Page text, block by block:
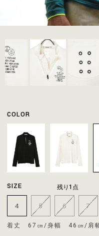
COLOR
SIZE
4
着丈 67㎝/身幅 46㎝/
残り1点
5 6 7